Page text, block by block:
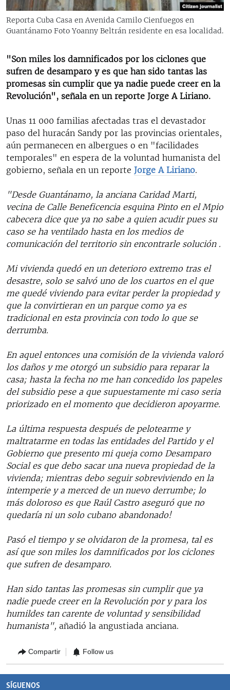
RADIO MARTÍ
ESPECIALES
LA REALIDAD DE LA VIVIENDA EN CUBA
SER VIEJO EN CUBA
KENTU-CUBANO
LOS SANTOS DE HIALEAH
DESINFORMACIÓN RUSA EN AMÉRICA LATINA
LA INVASIÓN DE RUSIA A UCRANIA
EDITORIALES
SÍGUENOS
Reporta Cuba Casa en Avenida Camilo Cienfuegos en
Guantánamo Foto Yoanny Beltrán residente en esa localidad.
"Son miles los damnificados por los ciclones que
sufren de desamparo y es que han sido tantas las
promesas sin cumplir que ya nadie puede creer en la
Revolución", señala en un reporte Jorge A Liriano.
Unas 11 000 familias afectadas tras el devastador
paso del huracán Sandy por las provincias orientales,
aún permanecen en albergues o en "facilidades
temporales" en espera de la voluntad humanista del
gobierno, señala en un reporte Jorge A Liriano.
"Desde Guantánamo, la anciana Caridad Marti,
vecina de Calle Beneficencia esquina Pinto en el Mpio
cabecera dice que ya no sabe a quien acudir pues su
caso se ha ventilado hasta en los medios de
comunicación del territorio sin encontrarle solución .
Mi vivienda quedó en un deterioro extremo tras el
desastre, solo se salvó uno de los cuartos en el que
me quedé viviendo para evitar perder la propiedad y
que la convirtieran en un parque como ya es
tradicional en esta provincia con todo lo que se
derrumba.
En aquel entonces una comisión de la vivienda valoró
los daños y me otorgó un subsidio para reparar la
casa; hasta la fecha no me han concedido los papeles
del subsidio pese a que supuestamente mi caso seria
priorizado en el momento que decidieron apoyarme.
La última respuesta después de pelotearme y
maltratarme en todas las entidades del Partido y el
Gobierno que presento mi queja como Desamparo
Social es que debo sacar una nueva propiedad de la
vivienda; mientras debo seguir sobreviviendo en la
intemperie y a merced de un nuevo derrumbe; lo
más doloroso es que Raúl Castro aseguró que no
quedaría ni un solo cubano abandonado!
Pasó el tiempo y se olvidaron de la promesa, tal es
así que son miles los damnificados por los ciclones
que sufren de desamparo.
Han sido tantas las promesas sin cumplir que ya
nadie puede creer en la Revolución por y para los
humildes tan carente de voluntad y sensibilidad
humanista", añadió la angustiada anciana.
Compartir Follow us
SÍGUENOS